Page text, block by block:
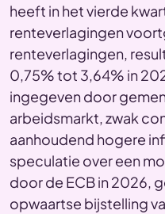
heeft in het vierde
renteverlagingen
renteverlagingen,
0,75% tot 3,64% in
ingegeven door
arbeidsmarkt, zwak
aanhoudend hogere
speculatie over een
door de ECB in 2026,
opwaartse bijstelling